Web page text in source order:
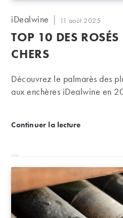
Auteur/autrice
publication :
iDealwine
Publication
publiée :
11 août 2025
TOP 10 DES ROSÉS
CHERS
Découvrez le palmarès des
aux enchères iDealwine en
Continuer la lectureTOP 10 des